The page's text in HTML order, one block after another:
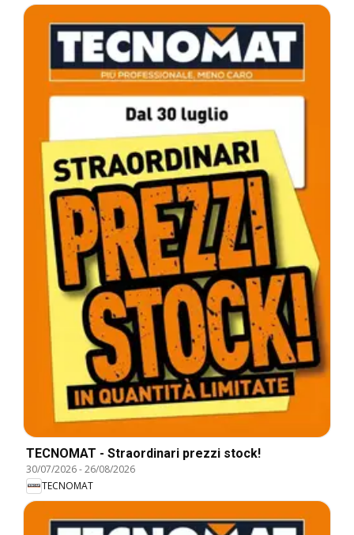
TECNOMAT - Straordinari prezzi stock!
30/07/2026-26/08/2026
TECNOMAT